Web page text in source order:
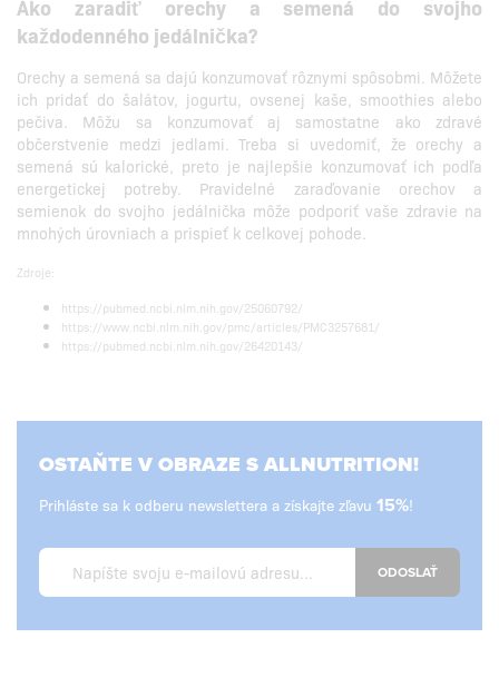
Ako zaradiť orechy a semená do svojho
každodenného jedálnička?
Orechy a semená sa dajú konzumovať rôznymi spôsobmi. Môžete
ich pridať do šalátov, jogurtu, ovsenej kaše, smoothies alebo
pečiva. Môžu sa konzumovať aj samostatne ako zdravé
občerstvenie medzi jedlami. Treba si uvedomiť, že orechy a
semená sú kalorické, preto je najlepšie konzumovať ich podľa
energetickej potreby. Pravidelné zaraďovanie orechov a
semienok do svojho jedálnička môže podporiť vaše zdravie na
mnohých úrovniach a prispieť k celkovej pohode.
Zdroje:
https://pubmed.ncbi.nlm.nih.gov/25060792/
https://www.ncbi.nlm.nih.gov/pmc/articles/PMC3257681/
https://pubmed.ncbi.nlm.nih.gov/26420143/
OSTAŇTE V OBRAZE S ALLNUTRITION!
Prihláste sa k odberu newslettera a získajte zľavu 15%!
ODOSLAŤ